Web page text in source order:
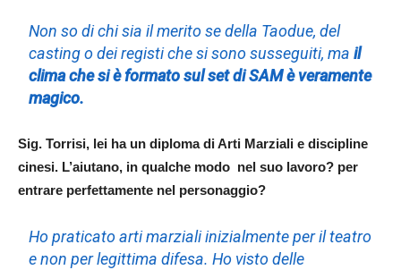
Non so di chi sia il merito se della Taodue, del
casting o dei registi che si sono susseguiti, mail
clima che si è formato sul set di SAM è veramente
magico.
Sig. Torrisi, lei ha un diploma di Arti Marziali e discipline
cinesi. L’aiutano, in qualche modo nel suo lavoro? per
entrare perfettamente nel personaggio?
Ho praticato arti marziali inizialmente per il teatro
e non per legittima difesa. Ho visto delle